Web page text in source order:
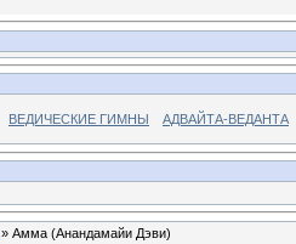
ВЕДИЧЕСКИЕ ГИМНЫ АДВАЙТА-ВЕДАНТА
» Амма (Анандамайи Дэви)